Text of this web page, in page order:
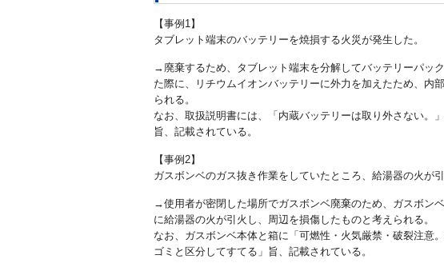
【事例1】
タブレット端末のバッテリーを焼損する火災が発生した。
→廃棄するため、タブレット端末を分解してバッテリーパッ
た際に、リチウムイオンバッテリーに外力を加えたため、内
られる。
なお、取扱説明書には、「内蔵バッテリーは取り外さない。
旨、記載されている。
【事例2】
ガスボンベのガス抜き作業をしていたところ、給湯器の火が
→使用者が密閉した場所でガスボンベ廃棄のため、ガスボン
に給湯器の火が引火し、周辺を損傷したものと考えられる。
なお、ガスボンベ本体と箱に「可燃性・火気厳禁・破裂注意
ゴミと区分してすてる」旨、記載されている。